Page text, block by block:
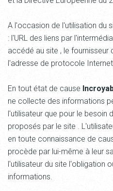
A l'occasion de l'utilisation du
: l'URL des liens par
accédé au site , le fournisseur
l'adresse de protocole
En tout état de cause
ne collecte des informations
l'utilisateur que pour le besoin
proposés par le site .
en toute connaissance de
procède par lui-même à leur
l'utilisateur du site l'obligation
informations.